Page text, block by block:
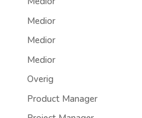
Medior
Medior
Medior
Overig
Product Manager